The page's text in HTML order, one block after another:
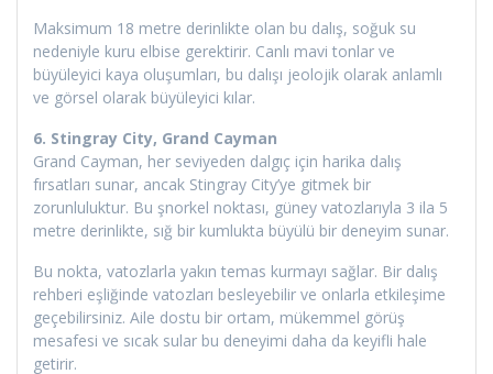
Maksimum 18 metre derinlikte olan bu dalış, soğuk su
nedeniyle kuru elbise gerektirir. Canlı mavi tonlar ve
büyüleyici kaya oluşumları, bu dalışı jeolojik olarak anlamlı
ve görsel olarak büyüleyici kılar.
6. Stingray City, Grand Cayman
Grand Cayman, her seviyeden dalgıç için harika dalış
fırsatları sunar, ancak Stingray City’ye gitmek bir
zorunluluktur. Bu şnorkel noktası, güney vatozlarıyla 3 ila 5
metre derinlikte, sığ bir kumlukta büyülü bir deneyim sunar.
Bu nokta, vatozlarla yakın temas kurmayı sağlar. Bir dalış
rehberi eşliğinde vatozları besleyebilir ve onlarla etkileşime
geçebilirsiniz. Aile dostu bir ortam, mükemmel görüş
mesafesi ve sıcak sular bu deneyimi daha da keyifli hale
getirir.